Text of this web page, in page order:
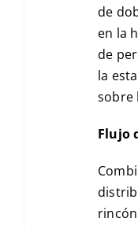
de
en la
de
la
sobre
Flujo